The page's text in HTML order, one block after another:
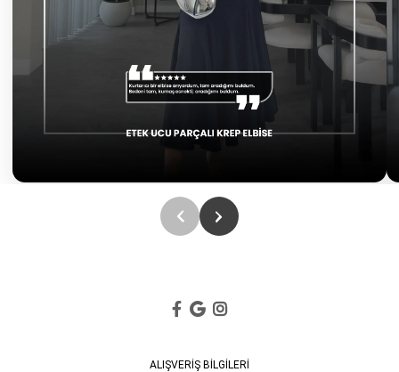
ALIŞVERİŞ BİLGİLERİ